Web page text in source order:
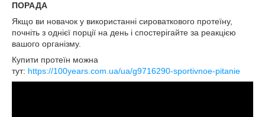
ПОРАДА
Якщо ви новачок у використанні сироваткового протеїну,
почніть з однієї порції на день і спостерігайте за реакцією
вашого організму.
Купити протеїн можна
тут: https://100years.com.ua/ua/g9716290-sportivnoe-pitanie